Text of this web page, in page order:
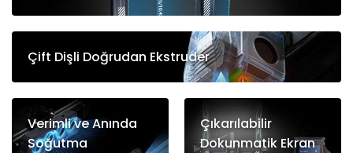
Çift Dişli Doğrudan Ekstruder
Verimli ve Anında
Soğutma
Çıkarılabilir
Dokunmatik Ekran